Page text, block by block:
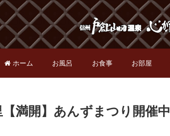
ホーム お風呂 お食事 お部屋
満開】あんずまつり開催中